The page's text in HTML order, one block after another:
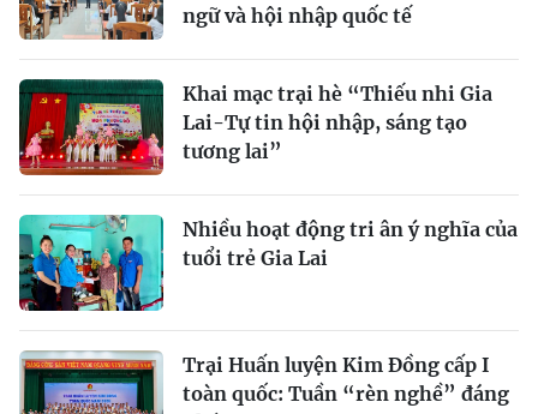
ngữ và hội nhập quốc tế
Khai mạc trại hè “Thiếu nhi Gia
Lai-Tự tin hội nhập, sáng tạo
tương lai”
Nhiều hoạt động tri ân ý nghĩa của
tuổi trẻ Gia Lai
Trại Huấn luyện Kim Đồng cấp I
toàn quốc: Tuần “rèn nghề” đáng